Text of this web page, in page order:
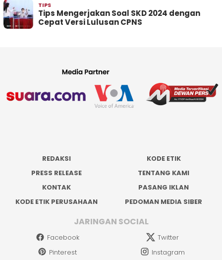
TIPS
Tips Mengerjakan Soal SKD 2024 dengan
Cepat Versi Lulusan CPNS
REDAKSI
KODE ETIK
PRESS RELEASE
TENTANG KAMI
KONTAK
PASANG IKLAN
KODE ETIK PERUSAHAAN
PEDOMAN MEDIA SIBER
JARINGAN SOCIAL
Facebook
Twitter
Pinterest
Instagram